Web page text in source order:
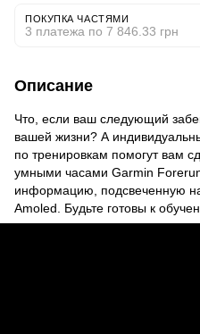
ПОКУПКА ЧАСТЯМИ
3 платежа по 7 846.33 грн
Описание
Что, если ваш следующий
вашей жизни? А
по тренировкам помогут вам
умными часами Garmin
информацию, подсвеченную
Amoled. Будьте готовы к